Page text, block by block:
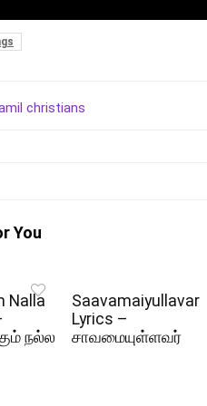
christians
You
Nalla
நல்ல
Saavamaiyullavar
Lyrics –
சாவமையுள்ளவர்